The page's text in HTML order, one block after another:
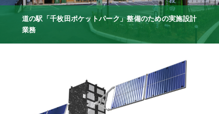
道の駅「千枚田ポケットパーク」整備のための実施設計
業務